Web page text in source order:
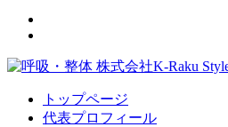
トップページ
代表プロフィール